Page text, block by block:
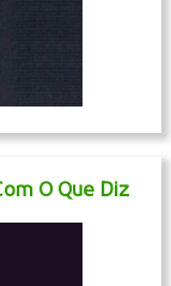
O Que Diz